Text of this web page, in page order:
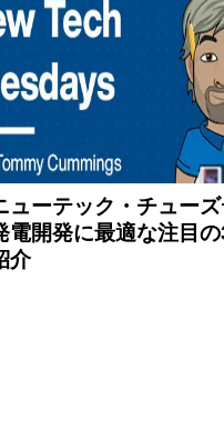
ューテック・チュー
電開発に最適な注目
介